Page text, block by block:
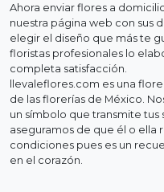
Ahora enviar flores a
nuestra página web con sus
elegir el diseño que más te
floristas profesionales lo
completa satisfacción.
llevaleflores.com es una
de las florerías de México.
un símbolo que transmite
aseguramos de que él o ella
condiciones pues es un
en el corazón.